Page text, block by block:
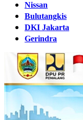
Nissan
Bulutangkis
DKI Jakarta
Gerindra